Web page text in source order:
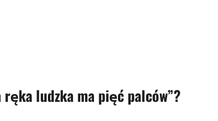
ludzka ma pięć palców”?